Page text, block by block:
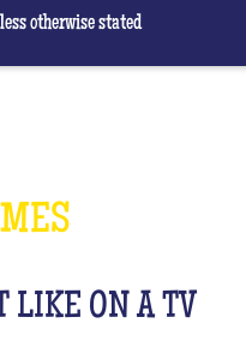
otherwise stated
LIKE ON A TV